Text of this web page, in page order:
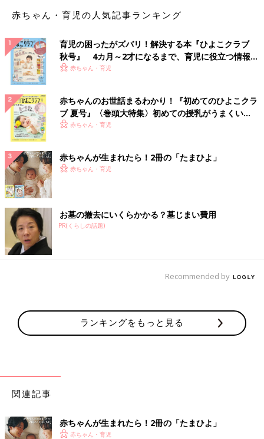
赤ちゃん・育児の人気記事ランキング
育児の困ったがズバリ！解決する本『ひよこクラブ
秋号』 4カ月～2才になるまで、育児に役立つ情報が
いっぱい！
赤ちゃん・育児
赤ちゃんのお世話まるわかり！『初めてのひよこクラ
ブ 夏号』〈巻頭大特集〉初めての授乳がうまくい
く！ おっぱい・ミルクの基本と夏のトラブル 解決テ
赤ちゃん・育児
赤ちゃんが生まれたら！2冊の「たまひよ」
赤ちゃん・育児
お墓の撤去にいくらかかる？墓じまい費用
PR(くらしの話題)
Recommended by
ランキングをもっと見る
関連記事
赤ちゃんが生まれたら！2冊の「たまひよ」
赤ちゃん・育児